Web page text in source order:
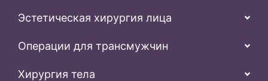
Эстетическая хирургия лица
Операции для трансмужчин
Хирургия тела